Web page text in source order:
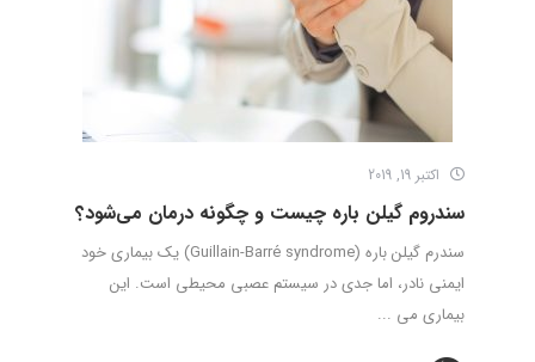
اکتبر 19, 2019
سندروم گیلن باره چیست و چگونه درمان می‌شود؟
سندرم گیلن باره (Guillain-Barré syndrome) یک بیماری خود
ایمنی نادر، اما جدی در سیستم عصبی محیطی است. این
بیماری می ...